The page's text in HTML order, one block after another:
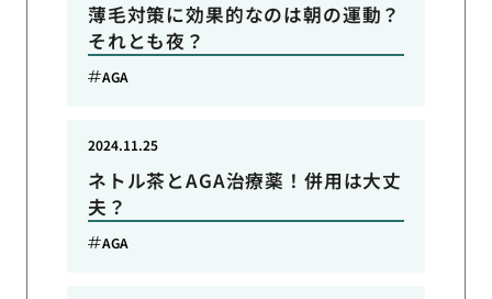
薄毛対策に効果的なのは朝の運動？
それとも夜？
AGA
ネトル茶とAGA治療薬！併用は大丈
夫？
2024.11.25
AGA